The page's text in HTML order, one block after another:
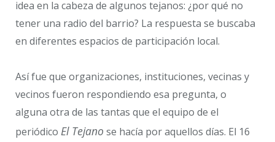
idea en la cabeza de algunos tejanos: ¿por qué no
tener una radio del barrio? La respuesta se buscaba
en diferentes espacios de participación local.
Así fue que organizaciones, instituciones, vecinas y
vecinos fueron respondiendo esa pregunta, o
alguna otra de las tantas que el equipo de el
periódico El Tejano se hacía por aquellos días. El 16